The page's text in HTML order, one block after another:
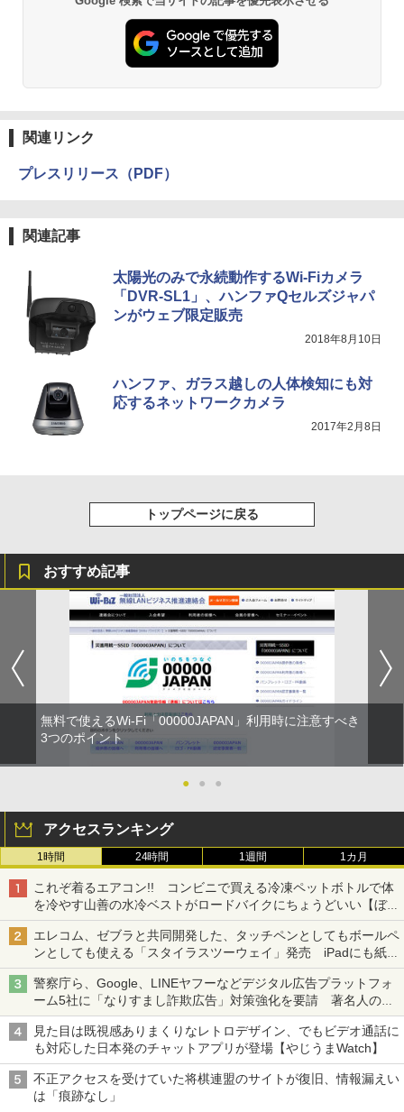
関連リンク
プレスリリース（PDF）
関連記事
太陽光のみで永続動作するWi-Fiカメラ
「DVR-SL1」、ハンファQセルズジャパ
ンがウェブ限定販売
2018年8月10日
ハンファ、ガラス越しの人体検知にも対
応するネットワークカメラ
2017年2月8日
トップページに戻る
おすすめ記事
無料で使えるWi-Fi「00000JAPAN」利用時に注意すべき
3つのポイント
● ● ●
アクセスランキング
1時間 24時間 1週間 1カ月
これぞ着るエアコン!! コンビニで買える冷凍ペットボトルで体
を冷やす山善の水冷ベストがロードバイクにちょうどいい【ぼっ
ち・ざ・ろーど！その14】【空いた時間でなにしてる？】
エレコム、ゼブラと共同開発した、タッチペンとしてもボールペ
ンとしても使える「スタイラスツーウェイ」発売 iPadにも紙に
も、持ち替えずに書き込める
警察庁ら、Google、LINEヤフーなどデジタル広告プラットフォ
ーム5社に「なりすまし詐欺広告」対策強化を要請 著名人の写
真や映像を使った投資詐欺などへの対策として
見た目は既視感ありまくりなレトロデザイン、でもビデオ通話に
も対応した日本発のチャットアプリが登場【やじうまWatch】
不正アクセスを受けていた将棋連盟のサイトが復旧、情報漏えい
は「痕跡なし」